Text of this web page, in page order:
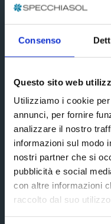
Consenso
Questo sito web
Utilizziamo i cookie
annunci, per fornire
analizzare il nostro
informazioni sul modo
nostri partner che si
pubblicità e social
con altre informazioni
raccolto dal suo
Subscribe
Social media